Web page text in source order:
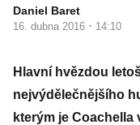
Daniel Baret
16. dubna 2016 · 14:10
Hlavní hvězdou
nejvýdělečnějšího
kterým je Coachella